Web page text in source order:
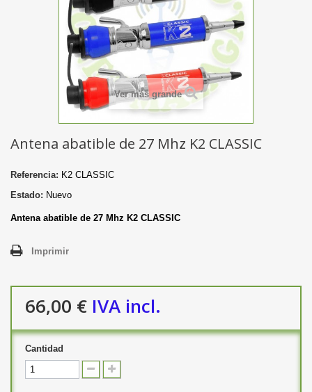
Ver más grande
Antena abatible de 27 Mhz K2 CLASSIC
Referencia: K2 CLASSIC
Estado: Nuevo
Antena abatible de 27 Mhz K2 CLASSIC
Imprimir
66,00 € IVA incl.
Cantidad